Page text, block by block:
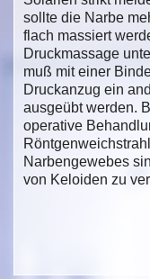
sollte die Narbe
flach massiert
Druckmassage
muß mit einer
Druckanzug ein
ausgeübt werden.
operative
Narbengewebes
von Keloiden zu